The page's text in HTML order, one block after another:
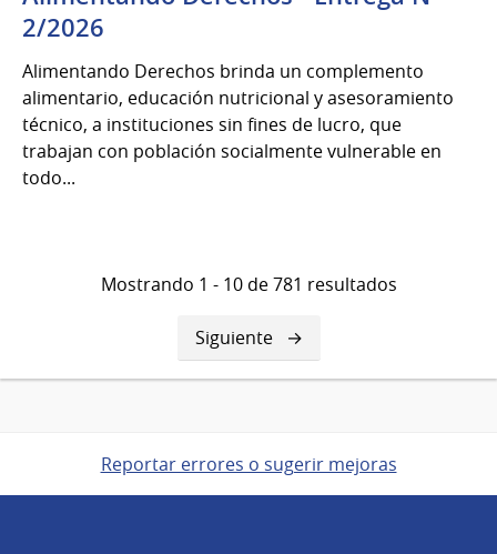
2/2026
Alimentando Derechos brinda un complemento
alimentario, educación nutricional y asesoramiento
técnico, a instituciones sin fines de lucro, que
trabajan con población socialmente vulnerable en
todo...
Mostrando 1 - 10 de 781 resultados
Siguiente
página
Siguiente
Reportar errores o sugerir mejoras